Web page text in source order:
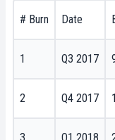
# Burn Date
1 Q3 2017
2 Q4 2017